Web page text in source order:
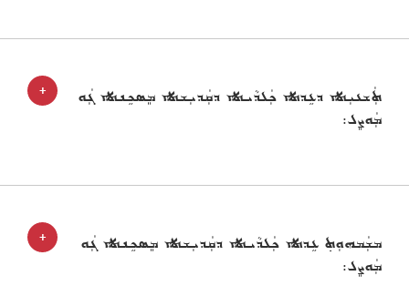
+
ܬܲܫܥܝܼܬܐ ܕܥܹܕܬܐ ܟܲܠܕܵܝܬܐ ܕܩܲܕܝܼܫܬܐ ܡܸܣܟܹܢܬܐ ܓܲܘ
ܡܲܘܨܸܠ:
+
ܡܫܲܡܗܘܼܬ݂ ܥܹܕܬܐ ܟܲܠܕܵܝܬܐ ܕܩܲܕܝܼܫܬܐ ܡܸܣܟܹܢܬܐ ܓܲܘ
ܡܲܘܨܸܠ: